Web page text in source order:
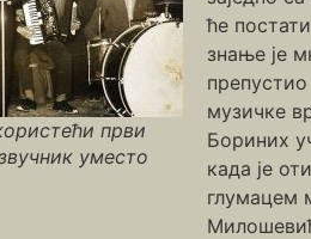
први
уместо
ће
знање је
музичке
Бориних
када је
глумацем